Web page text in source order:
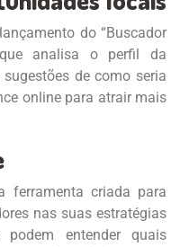
do “Buscador
que analisa o perfil da
de como seria
online para atrair mais
ferramenta criada para
nas suas estratégias
entender quais